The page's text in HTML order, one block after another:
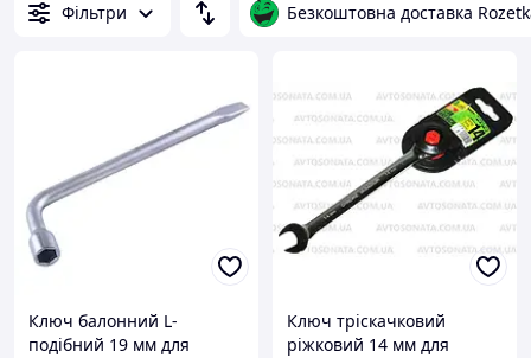
Фільтри Безкоштовна доставка
Ключ балонний L-
подібний 19 мм для
Ключ тріскачковий
ріжковий 14 мм для